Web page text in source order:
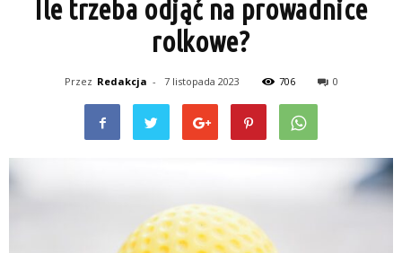
Ile trzeba odjąć na prowadnice
rolkowe?
Przez Redakcja - 7 listopada 2023 706 0